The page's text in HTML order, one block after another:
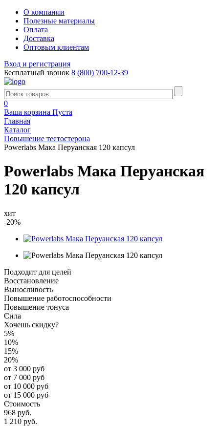
О компании
Полезные материалы
Оплата
Доставка
Оптовым клиентам
Вход и регистрация
Бесплатный звонок 8 (800) 700-12-39
0
Ваша корзина Пуста
Главная
Каталог
Повышение тестостерона
Powerlabs Мака Перуанская 120 капсул
Powerlabs Мака Перуанская
120 капсул
хит
-20%
Подходит для целей
Восстановление
Выносливость
Повышение работоспособности
Повышение тонуса
Сила
Хочешь скидку?
5%
10%
15%
20%
от 3 000 руб
от 7 000 руб
от 10 000 руб
от 15 000 руб
Стоимость
968 руб.
1 210 руб.